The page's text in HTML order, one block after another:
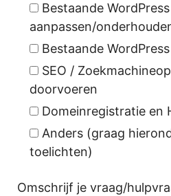
Bestaande
aanpassen/
Bestaande
SEO /
doorvoeren
Domeinregistratie en
Anders (graag
toelichten)
Omschrijf je vraag/